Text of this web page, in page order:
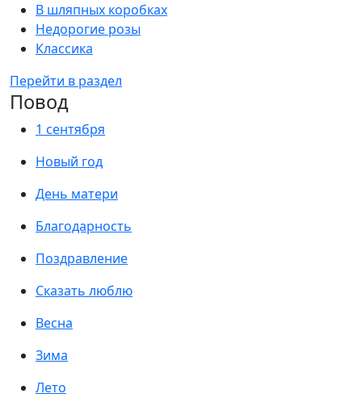
В шляпных коробках
Недорогие розы
Классика
Перейти в раздел
Повод
1 сентября
Новый год
День матери
Благодарность
Поздравление
Сказать люблю
Весна
Зима
Лето